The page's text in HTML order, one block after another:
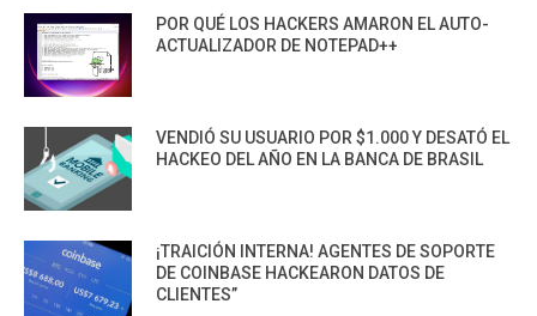
POR QUÉ LOS HACKERS AMARON EL AUTO-
ACTUALIZADOR DE NOTEPAD++
VENDIÓ SU USUARIO POR $1.000 Y DESATÓ EL
HACKEO DEL AÑO EN LA BANCA DE BRASIL
¡TRAICIÓN INTERNA! AGENTES DE SOPORTE
DE COINBASE HACKEARON DATOS DE
CLIENTES”